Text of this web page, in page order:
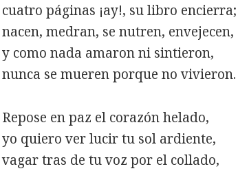
cuatro páginas ¡ay!, su libro encierra;
nacen, medran, se nutren, envejecen,
y como nada amaron ni sintieron,
nunca se mueren porque no vivieron.
Repose en paz el corazón helado,
yo quiero ver lucir tu sol ardiente,
vagar tras de tu voz por el collado,